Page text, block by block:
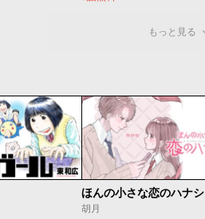
もっと見る
ほんの小さな恋のハナシ
胡月